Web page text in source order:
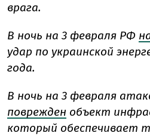
врага.
В ночь на 3 февраля РФ
удар по украинской
года.
В ночь на 3 февраля
поврежден объект
который обеспечивает